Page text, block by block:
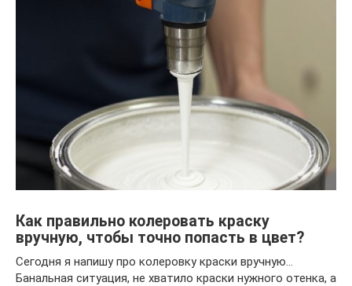
Как правильно колеровать краску
вручную, чтобы точно попасть в цвет?
Сегодня я напишу про колеровку краски вручную…
Банальная ситуация, не хватило краски нужного отенка, а